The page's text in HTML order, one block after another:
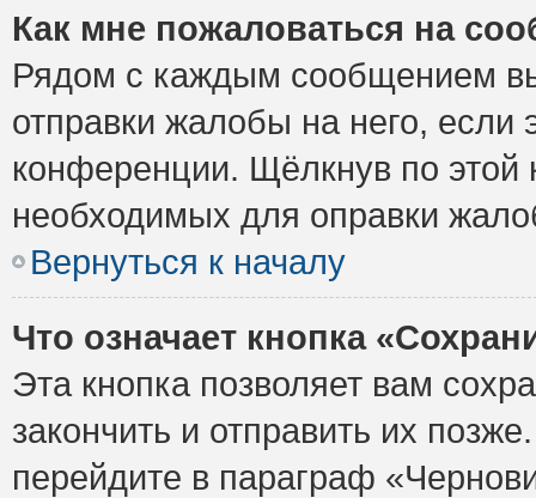
Как мне пожаловаться на
Рядом с каждым сообщением
отправки жалобы на него,
конференции. Щёлкнув по этой
необходимых для оправки
Вернуться к началу
Что означает кнопка
Эта кнопка позволяет вам
закончить и отправить их
перейдите в параграф